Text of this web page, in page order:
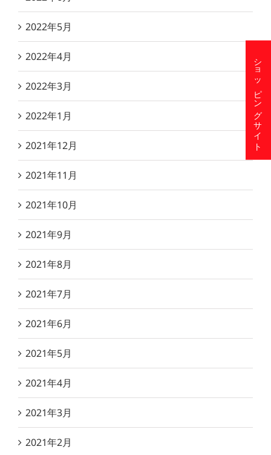
2022年5月
2022年4月
2022年3月
2022年1月
2021年12月
2021年11月
2021年10月
2021年9月
2021年8月
2021年7月
2021年6月
2021年5月
2021年4月
2021年3月
2021年2月
ショッピングサイト